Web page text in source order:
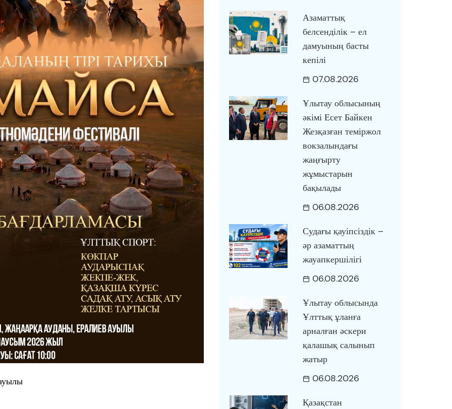
Азаматтық
белсенділік – ел
дамуының басты
кепілі
07.08.2026
Ұлытау облысының
әкімі Есет Байкен
Жезқазған теміржол
вокзалындағы
жаңғырту
жұмыстарын
бақылады
06.08.2026
Судағы қауіпсіздік –
әр азаматтың
жауапкершілігі
06.08.2026
Ұлытау облысында
Ұлттық ұланға
арналған әскери
қалашық салынып
жатыр
06.08.2026
Қазақстан